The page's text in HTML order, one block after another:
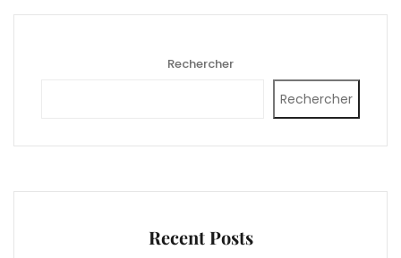
Rechercher
Rechercher
Recent Posts